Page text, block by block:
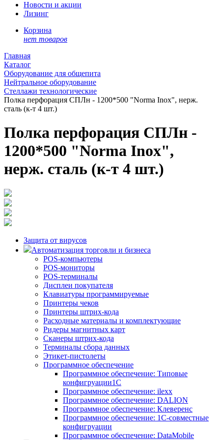
Новости и акции
Лизинг
Корзина
нет товаров
Главная
Каталог
Оборудование для общепита
Нейтральное оборудование
Стеллажи технологические
Полка перфорация СПЛн - 1200*500 "Norma Inox", нерж.
сталь (к-т 4 шт.)
Полка перфорация СПЛн -
1200*500 "Norma Inox",
нерж. сталь (к-т 4 шт.)
Защита от вирусов
Автоматизация торговли и бизнеса
POS-компьютеры
POS-мониторы
POS-терминалы
Дисплеи покупателя
Клавиатуры программируемые
Принтеры чеков
Принтеры штрих-кода
Расходные материалы и комплектующие
Ридеры магнитных карт
Сканеры штрих-кода
Терминалы сбора данных
Этикет-пистолеты
Программное обеспечение
Программное обеспечение: Типовые
конфигруации1С
Программное обеспечение: ilexx
Программное обеспечение: DALION
Программное обеспечение: Клеверенс
Программное обеспечение: 1С-совместные
конфигруации
Программное обеспечение: DataMobile